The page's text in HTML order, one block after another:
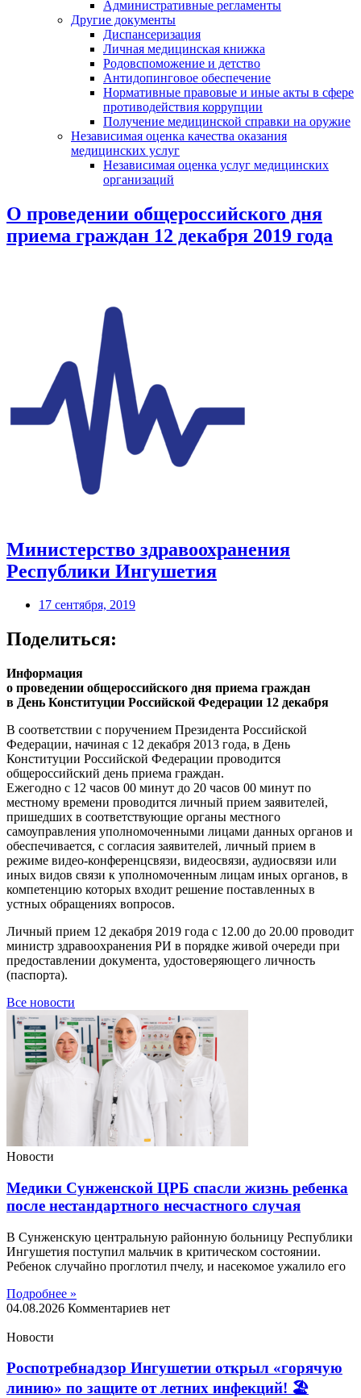
Административные регламенты
Другие документы
Диспансеризация
Личная медицинская книжка
Родовспоможение и детство
Антидопинговое обеспечение
Нормативные правовые и иные акты в сфере
противодействия коррупции
Получение медицинской справки на оружие
Независимая оценка качества оказания
медицинских услуг
Независимая оценка услуг медицинскиx
организаций
О проведении общероссийского дня
приема граждан 12 декабря 2019 года
Министерство здравоохранения
Республики Ингушетия
17 сентября, 2019
Поделиться:
Информация
о проведении общероссийского дня приема граждан
в День Конституции Российской Федерации 12 декабря
В соответствии с поручением Президента Российской
Федерации, начиная с 12 декабря 2013 года, в День
Конституции Российской Федерации проводится
общероссийский день приема граждан.
Ежегодно с 12 часов 00 минут до 20 часов 00 минут по
местному времени проводится личный прием заявителей,
пришедших в соответствующие органы местного
самоуправления уполномоченными лицами данных органов и
обеспечивается, с согласия заявителей, личный прием в
режиме видео-конференцсвязи, видеосвязи, аудиосвязи или
иных видов связи к уполномоченным лицам иных органов, в
компетенцию которых входит решение поставленных в
устных обращениях вопросов.
Личный прием 12 декабря 2019 года с 12.00 до 20.00 проводит
министр здравоохранения РИ в порядке живой очереди при
предоставлении документа, удостоверяющего личность
(паспорта).
Все новости
Новости
Медики Сунженской ЦРБ спасли жизнь ребенка
после нестандартного несчастного случая
В Сунженскую центральную районную больницу Республики
Ингушетия поступил мальчик в критическом состоянии.
Ребенок случайно проглотил пчелу, и насекомое ужалило его
Подробнее »
04.08.2026 Комментариев нет
Новости
Роспотребнадзор Ингушетии открыл «горячую
линию» по защите от летних инфекций! 🏖